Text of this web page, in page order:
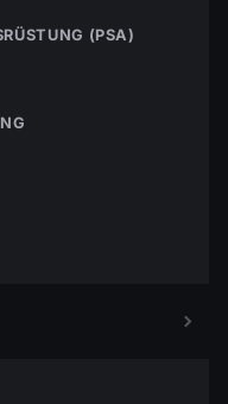
(PSA)